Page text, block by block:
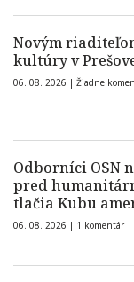
Novým
kultúry v
06. 08. 2026 | Žiadne
Odborníci OSN
pred
tlačia Kubu
06. 08. 2026 | 1 komentár